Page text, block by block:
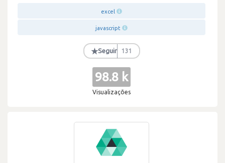
excel
javascript
★Seguir 131
98.8 k
Visualizações